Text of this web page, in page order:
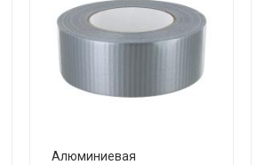
Алюминиевая